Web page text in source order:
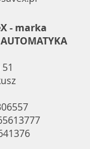
- marka